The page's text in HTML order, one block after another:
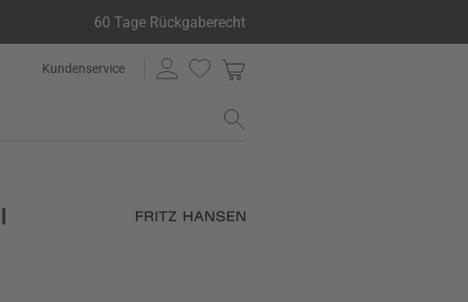
60 Tage Rückgaberecht
Kundenservice